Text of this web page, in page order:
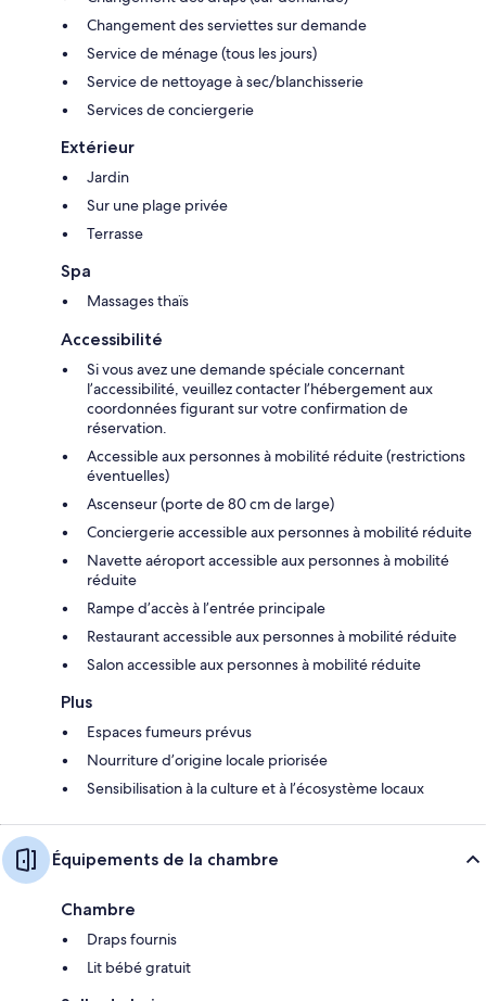
Changement des serviettes sur demande
Service de ménage (tous les jours)
Service de nettoyage à sec/blanchisserie
Services de conciergerie
Extérieur
Jardin
Sur une plage privée
Terrasse
Spa
Massages thaïs
Accessibilité
Si vous avez une demande spéciale concernant
l’accessibilité, veuillez contacter l’hébergement aux
coordonnées figurant sur votre confirmation de
réservation.
Accessible aux personnes à mobilité réduite (restrictions
éventuelles)
Ascenseur (porte de 80 cm de large)
Conciergerie accessible aux personnes à mobilité réduite
Navette aéroport accessible aux personnes à mobilité
réduite
Rampe d’accès à l’entrée principale
Restaurant accessible aux personnes à mobilité réduite
Salon accessible aux personnes à mobilité réduite
Plus
Espaces fumeurs prévus
Nourriture d’origine locale priorisée
Sensibilisation à la culture et à l’écosystème locaux
Équipements de la chambre
Chambre
Draps fournis
Lit bébé gratuit